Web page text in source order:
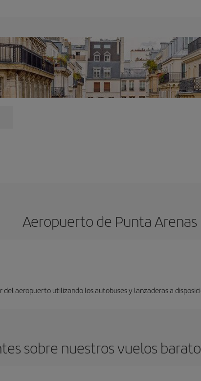
Aeropuerto de Punta Arenas
del aeropuerto utilizando los autobuses y lanzaderas a
sobre nuestros vuelos